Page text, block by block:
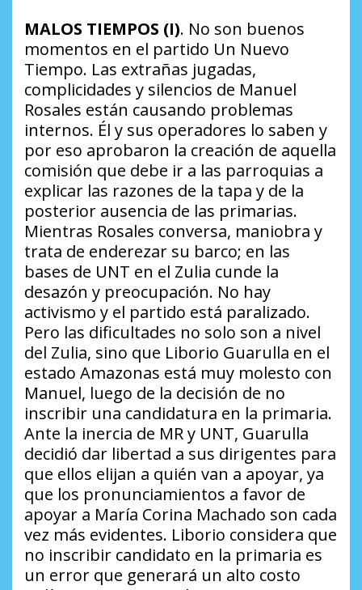
MALOS TIEMPOS (I). No son buenos
momentos en el partido Un Nuevo
Tiempo. Las extrañas jugadas,
complicidades y silencios de Manuel
Rosales están causando problemas
internos. Él y sus operadores lo saben y
por eso aprobaron la creación de aquella
comisión que debe ir a las parroquias a
explicar las razones de la tapa y de la
posterior ausencia de las primarias.
Mientras Rosales conversa, maniobra y
trata de enderezar su barco; en las
bases de UNT en el Zulia cunde la
desazón y preocupación. No hay
activismo y el partido está paralizado.
Pero las dificultades no solo son a nivel
del Zulia, sino que Liborio Guarulla en el
estado Amazonas está muy molesto con
Manuel, luego de la decisión de no
inscribir una candidatura en la primaria.
Ante la inercia de MR y UNT, Guarulla
decidió dar libertad a sus dirigentes para
que ellos elijan a quién van a apoyar, ya
que los pronunciamientos a favor de
apoyar a María Corina Machado son cada
vez más evidentes. Liborio considera que
no inscribir candidato en la primaria es
un error que generará un alto costo